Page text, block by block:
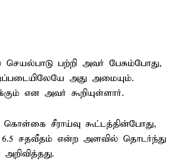
பற்றி அவர் பேசும்போது,
அது அமையும்.
என அவர் கூறியுள்ளார்.
கொள்கை சீராய்வு கூட்டத்தின்போது,
6.5 சதவீதம் என்ற அளவில் தொடர்ந்து